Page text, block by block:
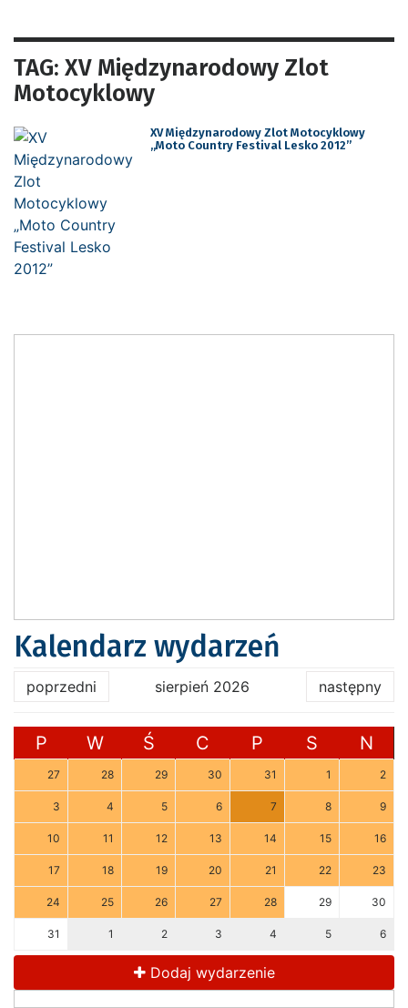
TAG: XV Międzynarodowy Zlot
Motocyklowy
XV Międzynarodowy Zlot Motocyklowy
„Moto Country Festival Lesko 2012”
Kalendarz wydarzeń
poprzedni sierpień 2026 następny
P W Ś C P S N
27 28 29 30 31 1 2
3 4 5 6 7 8 9
10 11 12 13 14 15 16
17 18 19 20 21 22 23
24 25 26 27 28 29 30
31 1 2 3 4 5 6
Dodaj wydarzenie